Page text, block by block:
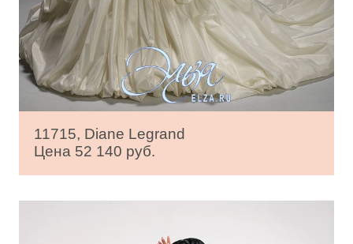
11715, Diane Legrand
Цена 52 140 руб.